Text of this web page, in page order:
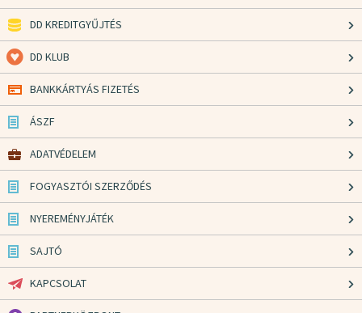
DD KREDITGYŰJTÉS
DD KLUB
BANKKÁRTYÁS FIZETÉS
ÁSZF
ADATVÉDELEM
FOGYASZTÓI SZERZŐDÉS
NYEREMÉNYJÁTÉK
SAJTÓ
KAPCSOLAT